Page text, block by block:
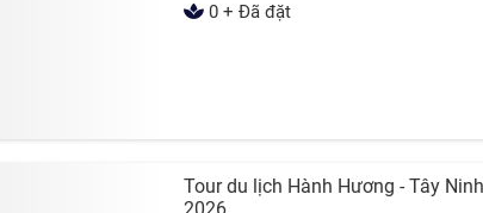
0 + Đã đặt
Tour du lịch Hành Hương - Tây